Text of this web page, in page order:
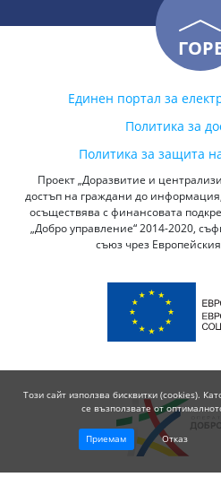
Единен портал за
Политика за
Политика за защита
Проект „Доразвитие и
достъп на граждани до
осъществява с финансовата
„Добро управление“ 2014-2020,
съюз чрез
Този сайт използва бисквитки (cookies).
се възползвате от
Приемам Отказ